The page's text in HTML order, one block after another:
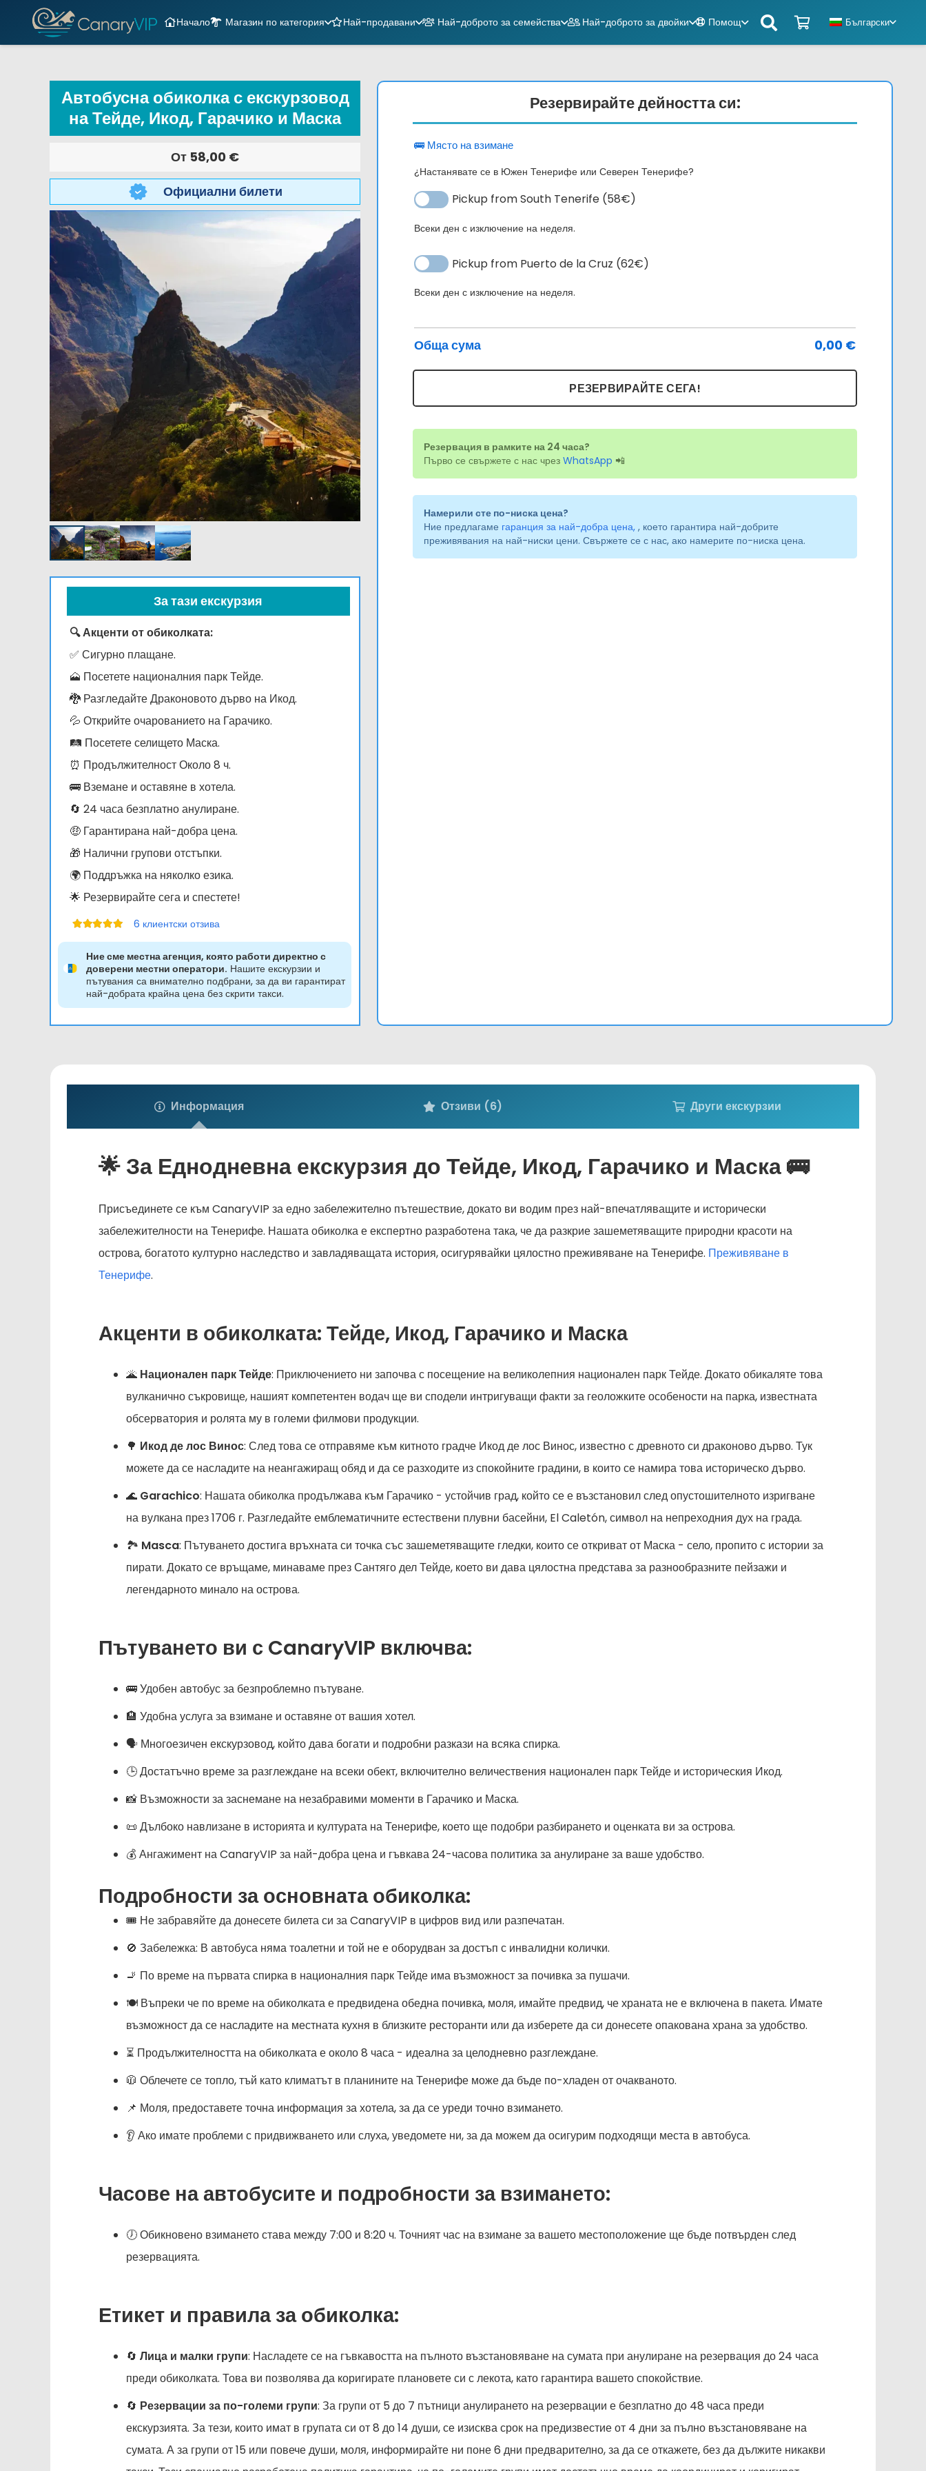
Начало Магазин по категория Най-продавани Най-доброто за семейства Най-доброто за двойки Помощ Български
Автобусна обиколка с екскурзовод
на Тейде, Икод, Гарачико и Маска
От 58,00 €
Официални билети
За тази екскурзия
🔍 Акценти от обиколката:
✅ Сигурно плащане.
🗻 Посетете националния парк Тейде.
🐉 Разгледайте Драконовото дърво на Икод.
💦 Открийте очарованието на Гарачико.
🛤️ Посетете селището Маска.
⏰ Продължителност Около 8 ч.
🚌 Вземане и оставяне в хотела.
🔄 24 часа безплатно анулиране.
🤑 Гарантирана най-добра цена.
🎁 Налични групови отстъпки.
🌍 Поддръжка на няколко езика.
🌟 Резервирайте сега и спестете!
6 клиентски отзива
Ние сме местна агенция, която работи директно с
доверени местни оператори. Нашите екскурзии и
пътувания са внимателно подбрани, за да ви гарантират
най-добрата крайна цена без скрити такси.
Резервирайте дейността си:
🚌 Място на взимане
¿Настанявате се в Южен Тенерифе или Северен Тенерифе?
Pickup from South Tenerife (58€)
Всеки ден с изключение на неделя.
Pickup from Puerto de la Cruz (62€)
Всеки ден с изключение на неделя.
Обща сума 0,00 €
and
Bus
РЕЗЕРВИРАЙТЕ СЕГА!
Алтернатива:
Резервация в рамките на 24 часа?
Първо се свържете с нас чрезWhatsApp 📲
Намерили сте по-ниска цена?
Ние предлагаме гаранция за най-добра цена, , което гарантира най-добрите
преживявания на най-ниски цени. Свържете се с нас, ако намерите по-ниска цена.
Информация Отзиви (6) Други екскурзии
🌟 За Еднодневна екскурзия до Тейде, Икод, Гарачико и Маска🚌
Присъединете се към CanaryVIP за едно забележително пътешествие, докато ви водим през най-впечатляващите и исторически
забележителности на Тенерифе. Нашата обиколка е експертно разработена така, че да разкрие зашеметяващите природни красоти на
острова, богатото културно наследство и завладяващата история, осигурявайки цялостно преживяване на Тенерифе. Преживяване в
Тенерифе.
Акценти в обиколката: Тейде, Икод, Гарачико и Маска
🌋 Национален парк Тейде: Приключението ни започва с посещение на великолепния национален парк Тейде. Докато обикаляте това
вулканично съкровище, нашият компетентен водач ще ви сподели интригуващи факти за геоложките особености на парка, известната
обсерватория и ролята му в големи филмови продукции.
🌳 Икод де лос Винос: След това се отправяме към китното градче Икод де лос Винос, известно с древното си драконово дърво. Тук
можете да се насладите на неангажиращ обяд и да се разходите из спокойните градини, в които се намира това историческо дърво.
🌊 Garachico: Нашата обиколка продължава към Гарачико - устойчив град, който се е възстановил след опустошителното изригване
на вулкана през 1706 г. Разгледайте емблематичните естествени плувни басейни, El Caletón, символ на непреходния дух на града.
🏞️ Masca: Пътуването достига връхната си точка със зашеметяващите гледки, които се откриват от Маска - село, пропито с истории за
пирати. Докато се връщаме, минаваме през Сантяго дел Тейде, което ви дава цялостна представа за разнообразните пейзажи и
легендарното минало на острова.
Пътуването ви с CanaryVIP включва:
🚌 Удобен автобус за безпроблемно пътуване.
🏨 Удобна услуга за взимане и оставяне от вашия хотел.
🗣️ Многоезичен екскурзовод, който дава богати и подробни разкази на всяка спирка.
🕒 Достатъчно време за разглеждане на всеки обект, включително величествения национален парк Тейде и историческия Икод.
📸 Възможности за заснемане на незабравими моменти в Гарачико и Маска.
📜 Дълбоко навлизане в историята и културата на Тенерифе, което ще подобри разбирането и оценката ви за острова.
💰 Ангажимент на CanaryVIP за най-добра цена и гъвкава 24-часова политика за анулиране за ваше удобство.
Подробности за основната обиколка:
🎟️ Не забравяйте да донесете билета си за CanaryVIP в цифров вид или разпечатан.
🚫 Забележка: В автобуса няма тоалетни и той не е оборудван за достъп с инвалидни колички.
🚬 По време на първата спирка в националния парк Тейде има възможност за почивка за пушачи.
🍽️ Въпреки че по време на обиколката е предвидена обедна почивка, моля, имайте предвид, че храната не е включена в пакета. Имате
възможност да се насладите на местната кухня в близките ресторанти или да изберете да си донесете опакована храна за удобство.
⏳ Продължителността на обиколката е около 8 часа - идеална за целодневно разглеждане.
🧥 Облечете се топло, тъй като климатът в планините на Тенерифе може да бъде по-хладен от очакваното.
📌 Моля, предоставете точна информация за хотела, за да се уреди точно взимането.
👂 Ако имате проблеми с придвижването или слуха, уведомете ни, за да можем да осигурим подходящи места в автобуса.
Часове на автобусите и подробности за взимането:
🕖 Обикновено взимането става между 7:00 и 8:20 ч. Точният час на взимане за вашето местоположение ще бъде потвърден след
резервацията.
Етикет и правила за обиколка:
🔄 Лица и малки групи: Насладете се на гъвкавостта на пълното възстановяване на сумата при анулиране на резервация до 24 часа
преди обиколката. Това ви позволява да коригирате плановете си с лекота, като гарантира вашето спокойствие.
🔄 Резервации за по-големи групи: За групи от 5 до 7 пътници анулирането на резервации е безплатно до 48 часа преди
екскурзията. За тези, които имат в групата си от 8 до 14 души, се изисква срок на предизвестие от 4 дни за пълно възстановяване на
сумата. А за групи от 15 или повече души, моля, информирайте ни поне 6 дни предварително, за да се откажете, без да дължите никакви